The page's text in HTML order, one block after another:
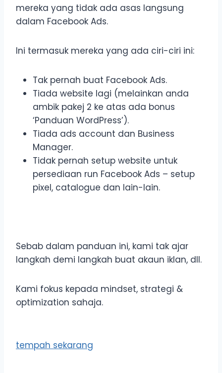
mereka yang tidak ada asas langsung
dalam Facebook Ads.
Ini termasuk mereka yang ada ciri-ciri ini:
Tak pernah buat Facebook Ads.
Tiada website lagi (melainkan anda
ambik pakej 2 ke atas ada bonus
‘Panduan WordPress’).
Tiada ads account dan Business
Manager.
Tidak pernah setup website untuk
persediaan run Facebook Ads – setup
pixel, catalogue dan lain-lain.
Sebab dalam panduan ini, kami tak ajar
langkah demi langkah buat akaun iklan, dll.
Kami fokus kepada mindset, strategi &
optimization sahaja.
tempah sekarang